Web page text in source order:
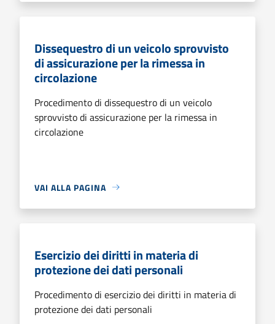
Dissequestro di un veicolo sprovvisto
di assicurazione per la rimessa in
circolazione
Procedimento di dissequestro di un veicolo
sprovvisto di assicurazione per la rimessa in
circolazione
VAI ALLA PAGINA
Esercizio dei diritti in materia di
protezione dei dati personali
Procedimento di esercizio dei diritti in materia di
protezione dei dati personali